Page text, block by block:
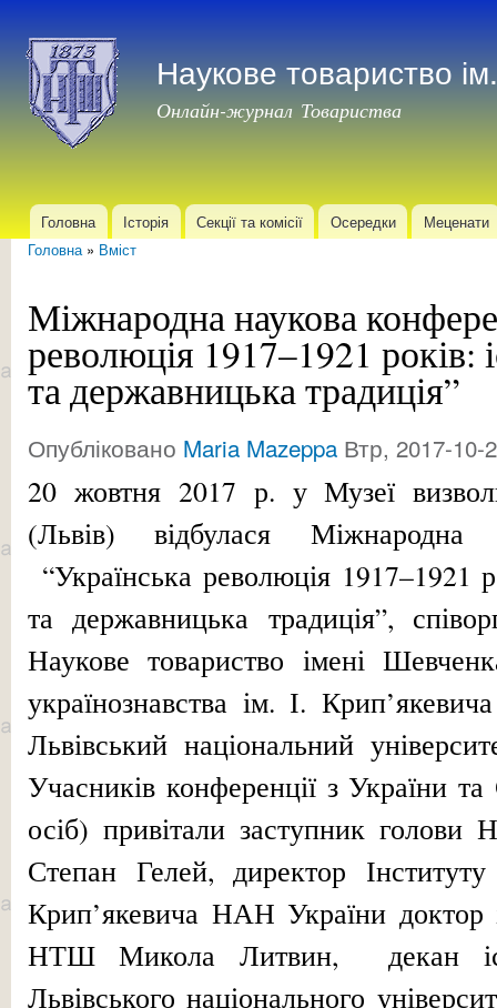
Наукове товариство
Онлайн-журнал Товариства
Головне меню
Головна Історія Секції та комісії Осередки Меценати
Головна» Вміст
Міжнародна наукова
революція 1917–1921 років:
та державницька традиція”
Опубліковано Maria Mazeppa Втр, 2017-10-
20 жовтня 2017 р. у Музеї
(Львів) відбулася Міжнародна
“Українська революція 1917–1921
та державницька традиція”,
Наукове товариство імені
українознавства ім. І.
Львівський національний
Учасників конференції з України
осіб) привітали заступник
Степан Гелей, директор
Крип’якевича НАН України доктор
НТШ Микола Литвин, декан
Львівського національного